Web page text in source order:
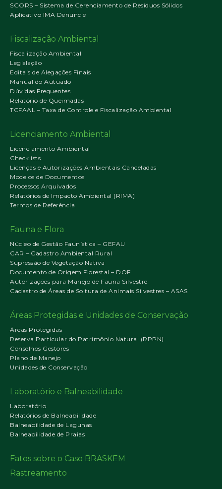
SGORS – Sistema de Gerenciamento de Resíduos Sólidos
Aplicativo IMA Denuncie
Fiscalização Ambiental
Fiscalização Ambiental
Legislação
Editais de Alegações Finais
Manual do Autuado
Dúvidas Frequentes
Relatório de Queimadas
TCFAAL – Taxa de Controle e Fiscalização Ambiental
Licenciamento Ambiental
Licenciamento Ambiental
Checklists
Licenças e Autorizações Ambientais Canceladas
Modelos de Documentos
Processos Arquivados
Relatórios de Impacto Ambiental (RIMA)
Termos de Referência
Fauna e Flora
Núcleo de Gestão Faunística – GEFAU
CAR – Cadastro Ambiental Rural
Supressão de Vegetação Nativa
Documento de Origem Florestal – DOF
Autorizações para Manejo de Fauna Silvestre
Cadastro de Áreas de Soltura de Animais Silvestres – ASAS
Áreas Protegidas e Unidades de Conservação
Áreas Protegidas
Reserva Particular do Patrimônio Natural (RPPN)
Conselhos Gestores
Plano de Manejo
Unidades de Conservação
Laboratório e Balneabilidade
Laboratório
Relatórios de Balneabilidade
Balneabilidade de Lagunas
Balneabilidade de Praias
Fatos sobre o Caso BRASKEM
Rastreamento